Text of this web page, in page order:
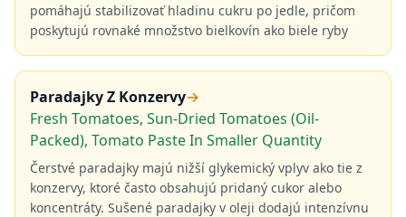
pomáhajú stabilizovať hladinu cukru po jedle, pričom
poskytujú rovnaké množstvo bielkovín ako biele ryby
Paradajky Z Konzervy→
Fresh Tomatoes, Sun-Dried Tomatoes (Oil-
Packed), Tomato Paste In Smaller Quantity
Čerstvé paradajky majú nižší glykemický vplyv ako tie z
konzervy, ktoré často obsahujú pridaný cukor alebo
koncentráty. Sušené paradajky v oleji dodajú intenzívnu